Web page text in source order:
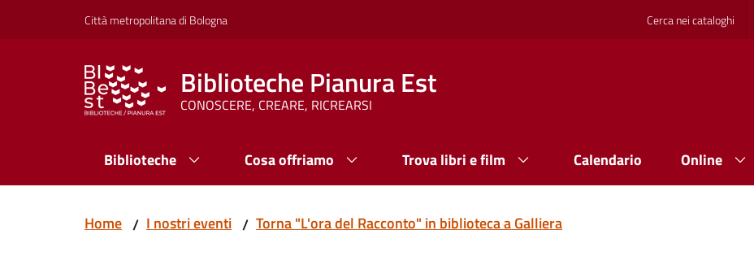
Vai al contenuto
Vai alla navigazioneCittà metropolitana di Bologna Cerca nei cataloghi
Biblioteche Pianura Est
CONOSCERE, CREARE, RICREARSI
Biblioteche Cosa offriamo Trova libri e film Calendario Online
Home / I nostri eventi / Torna "L'ora del Racconto" in biblioteca a Galliera